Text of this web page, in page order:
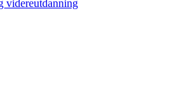
videreutdanning